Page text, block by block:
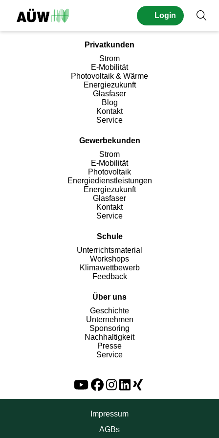
Login
Privatkunden
Strom
E-Mobilität
Photovoltaik & Wärme
Energiezukunft
Glasfaser
Blog
Kontakt
Service
Gewerbekunden
Strom
E-Mobilität
Photovoltaik
Energiedienstleistungen
Energiezukunft
Glasfaser
Kontakt
Service
Schule
Unterrichtsmaterial
Workshops
Klimawettbewerb
Feedback
Über uns
Geschichte
Unternehmen
Sponsoring
Nachhaltigkeit
Presse
Service
Impressum
AGBs